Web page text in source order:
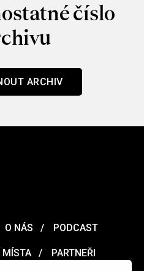
číslo
ARCHIV
O NÁS PODCAST
MÍSTA PARTNEŘI